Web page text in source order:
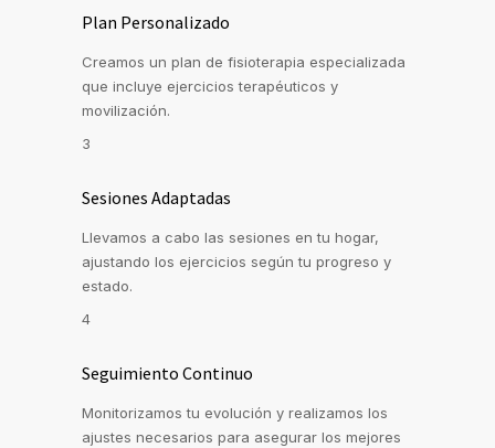
Plan Personalizado
Creamos un plan de fisioterapia especializada
que incluye ejercicios terapéuticos y
movilización.
3
Sesiones Adaptadas
Llevamos a cabo las sesiones en tu hogar,
ajustando los ejercicios según tu progreso y
estado.
4
Seguimiento Continuo
Monitorizamos tu evolución y realizamos los
ajustes necesarios para asegurar los mejores